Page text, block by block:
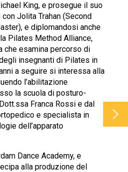
King, e prosegue il suo
Jolita Trahan (Second
e diplomandosi anche
Pilates Method Alliance,
che esamina percorso di
insegnanti di Pilates in
a seguire si interessa alla
l’abilitazione
la scuola di posturo-
Franca Rossi e dal
e specialista in
dell’apparato
Dance Academy, e
alla produzione del